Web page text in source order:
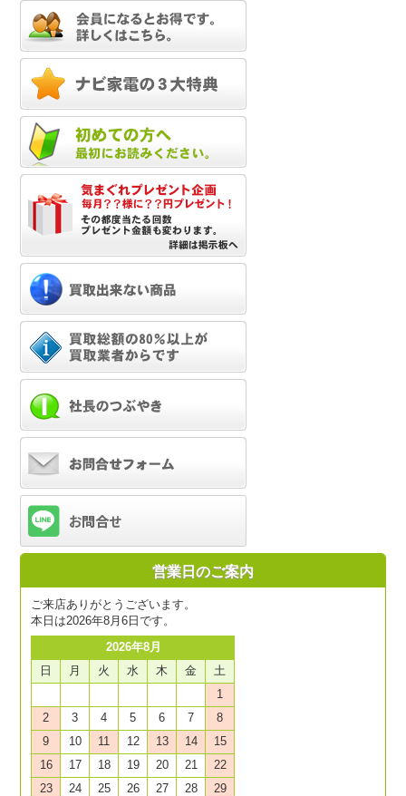
営業日のご案内
ご来店ありがとうございます。
本日は2026年8月6日です。
2026年8月
日
月 火 水 木 金
土
1
2
3 4 5 6 7
8
9
10 11 12 13 14
15
16
17 18 19 20 21
22
23
24 25 26 27 28
29